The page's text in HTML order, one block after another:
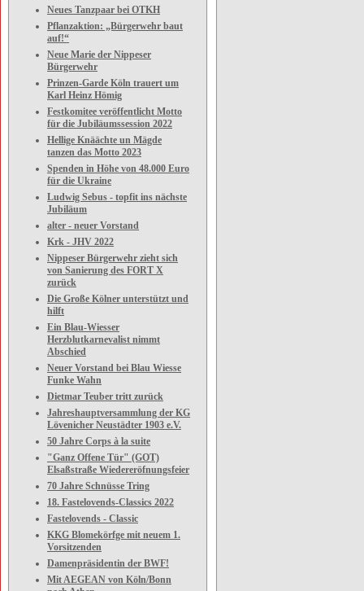
Neues Tanzpaar bei OTKH
Pflanzaktion: „Bürgerwehr baut
auf!“
Neue Marie der Nippeser
Bürgerwehr
Prinzen-Garde Köln trauert um
Karl Heinz Hömig
Festkomitee veröffentlicht Motto
für die Jubiläumssession 2022
Hellige Knäächte un Mägde
tanzen das Motto 2023
Spenden in Höhe von 48.000 Euro
für die Ukraine
Ludwig Sebus - topfit ins nächste
Jubiläum
alter - neuer Vorstand
Krk - JHV 2022
Nippeser Bürgerwehr zieht sich
von Sanierung des FORT X
zurück
Die Große Kölner unterstützt und
hilft
Ein Blau-Wiesser
Herzblutkarnevalist nimmt
Abschied
Neuer Vorstand bei Blau Wiesse
Funke Wahn
Dietmar Teuber tritt zurück
Jahreshauptversammlung der KG
Lövenicher Neustädter 1903 e.V.
50 Jahre Corps à la suite
"Ganz Offene Tür" (GOT)
Elsaßstraße Wiedereröfnungsfeier
70 Jahre Schnüsse Tring
18. Fastelovends-Classics 2022
Fastelovends - Classic
KKG Blomekörfge mit neuem 1.
Vorsitzenden
Damenpräsidentin der BWF!
Mit AEGEAN von Köln/Bonn